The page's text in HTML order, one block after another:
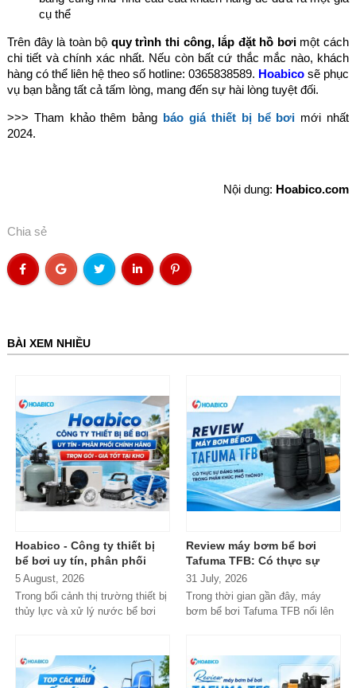
cụ thể
Trên đây là toàn bộ quy trình thi công, lắp đặt hồ bơimột cách
chi tiết và chính xác nhất. Nếu còn bất cứ thắc mắc nào, khách
hàng có thể liên hệ theo số hotline: 0365838589. Hoabico sẽ phục
vụ bạn bằng tất cả tấm lòng, mang đến sự hài lòng tuyệt đối.
>>> Tham khảo thêm bảng báo giá thiết bị bể bơi mới nhất
2024.
Nội dung: Hoabico.com
Chia sẻ
BÀI XEM NHIỀU
Hoabico - Công ty thiết bị
bể bơi uy tín, phân phối
chính hãng toàn quốc
5 August, 2026
Trong bối cảnh thị trường thiết bị
thủy lực và xử lý nước bể bơi
Review máy bơm bể bơi
Tafuma TFB: Có thực sự
đáng mua trong phân khúc
phổ thông?
31 July, 2026
Trong thời gian gần đây, máy
bơm bể bơi Tafuma TFB nổi lên